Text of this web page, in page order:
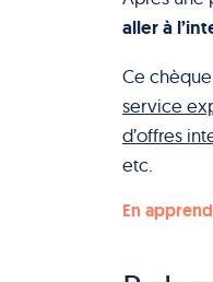
aller à
Ce
service
d’offres
etc.
En